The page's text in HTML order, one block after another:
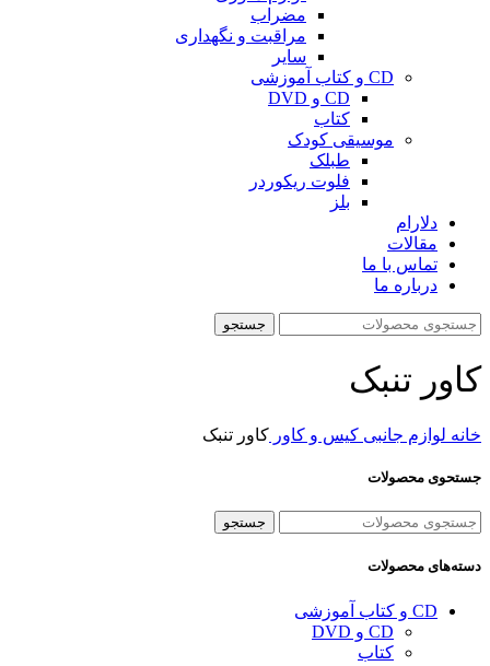
مضراب
مراقبت و نگهداری
سایر
CD و کتاب آموزشی
CD و DVD
کتاب
موسیقی کودک
طبلک
فلوت ریکوردر
بلز
دلارام
مقالات
تماس با ما
درباره ما
جستجو
کاور تنبک
خانه لوازم جانبی کیس و کاور کاور تنبک
جستحوی محصولات
جستجو
دسته‌های محصولات
CD و کتاب آموزشی
CD و DVD
کتاب